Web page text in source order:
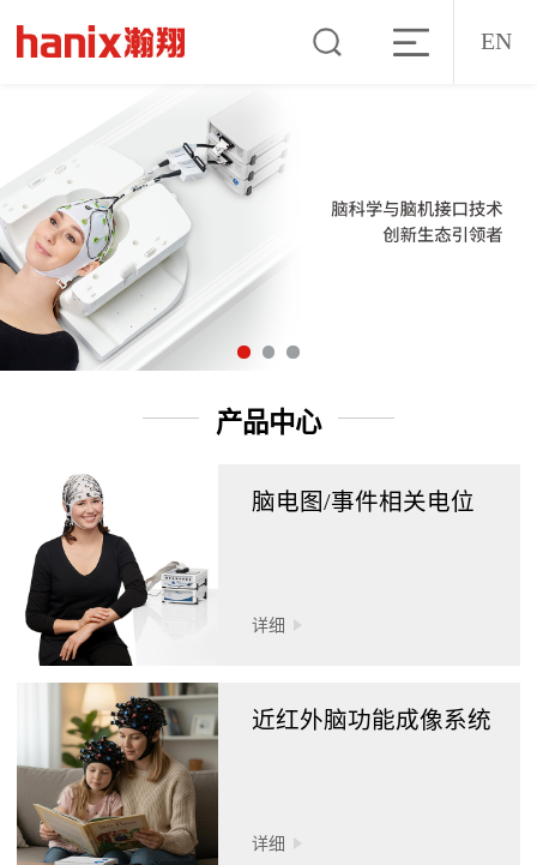
EN
产品中心
脑电图/事件相关电位
详细
近红外脑功能成像系统
详细